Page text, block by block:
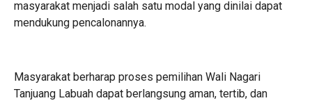
masyarakat menjadi salah satu modal yang dinilai dapat
mendukung pencalonannya.
Masyarakat berharap proses pemilihan Wali Nagari
Tanjuang Labuah dapat berlangsung aman, tertib, dan